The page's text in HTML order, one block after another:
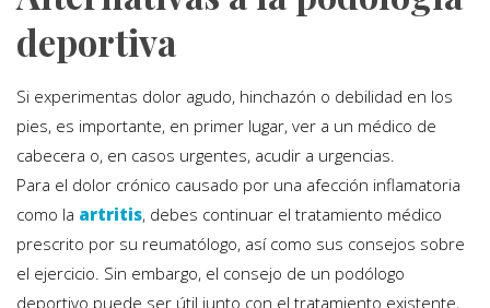
deportiva
Si experimentas dolor agudo, hinchazón o debilidad en los
pies, es importante, en primer lugar, ver a un médico de
cabecera o, en casos urgentes, acudir a urgencias.
Para el dolor crónico causado por una afección inflamatoria
como la artritis, debes continuar el tratamiento médico
prescrito por su reumatólogo, así como sus consejos sobre
el ejercicio. Sin embargo, el consejo de un podólogo
deportivo puede ser útil junto con el tratamiento existente,